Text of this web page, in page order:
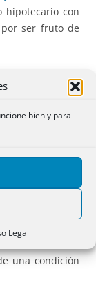
bien y para
Legal
hipotecario con
ser fruto de
junio de 2025.
de
de
de entidades
22)”.
Validez del
objeto de
una condición